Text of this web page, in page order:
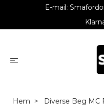
E-mail:
Hem Diverse Beg MC